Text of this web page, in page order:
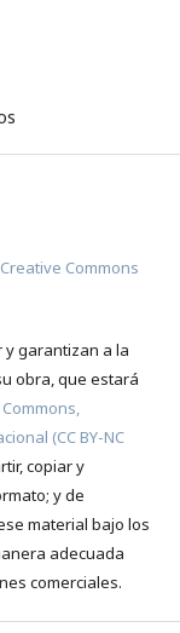
Creative Commons
garantizan a la
obra, que estará
(CC BY-NC
copiar y
y de
material bajo los
adecuada
comerciales.